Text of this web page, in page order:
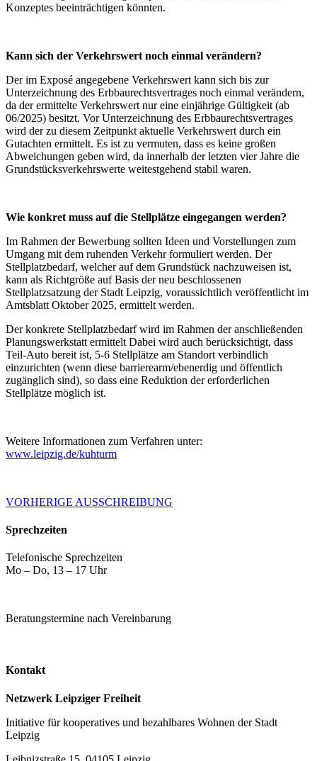
Konzeptes beeinträchtigen könnten.
Kann sich der Verkehrswert noch einmal verändern?
Der im Exposé angegebene Verkehrswert kann sich bis zur
Unterzeichnung des Erbbaurechtsvertrages noch einmal verändern,
da der ermittelte Verkehrswert nur eine einjährige Gültigkeit (ab
06/2025) besitzt. Vor Unterzeichnung des Erbbaurechtsvertrages
wird der zu diesem Zeitpunkt aktuelle Verkehrswert durch ein
Gutachten ermittelt. Es ist zu vermuten, dass es keine großen
Abweichungen geben wird, da innerhalb der letzten vier Jahre die
Grundstücksverkehrswerte weitestgehend stabil waren.
Wie konkret muss auf die Stellplätze eingegangen werden?
Im Rahmen der Bewerbung sollten Ideen und Vorstellungen zum
Umgang mit dem ruhenden Verkehr formuliert werden. Der
Stellplatzbedarf, welcher auf dem Grundstück nachzuweisen ist,
kann als Richtgröße auf Basis der neu beschlossenen
Stellplatzsatzung der Stadt Leipzig, voraussichtlich veröffentlicht im
Amtsblatt Oktober 2025, ermittelt werden.
Der konkrete Stellplatzbedarf wird im Rahmen der anschließenden
Planungswerkstatt ermittelt Dabei wird auch berücksichtigt, dass
Teil-Auto bereit ist, 5-6 Stellplätze am Standort verbindlich
einzurichten (wenn diese barrierearm/ebenerdig und öffentlich
zugänglich sind), so dass eine Reduktion der erforderlichen
Stellplätze möglich ist.
Weitere Informationen zum Verfahren unter:
www.leipzig.de/kuhturm
VORHERIGE AUSSCHREIBUNG
Sprechzeiten
Telefonische Sprechzeiten
Mo – Do, 13 – 17 Uhr
Beratungstermine nach Vereinbarung
Kontakt
Netzwerk Leipziger Freiheit
Initiative für kooperatives und bezahlbares Wohnen der Stadt
Leipzig